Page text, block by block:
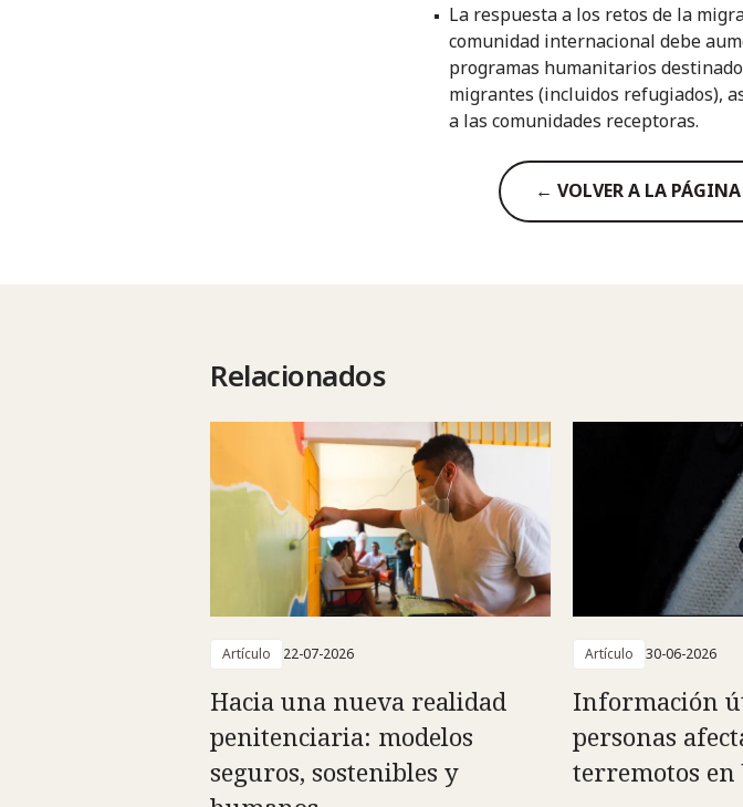
La respuesta a los retos de la
comunidad internacional debe
programas humanitarios
migrantes (incluidos refugiados),
a las comunidades receptoras.
← VOLVER A LA
Relacionados
Artículo 22-07-2026
Hacia una nueva realidad
penitenciaria: modelos
seguros, sostenibles y
Artículo 30-06-2026
Información
personas
terremotos en